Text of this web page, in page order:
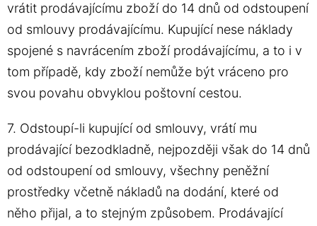
vrátit prodávajícímu zboží do 14 dnů od odstoupení
od smlouvy prodávajícímu. Kupující nese náklady
spojené s navrácením zboží prodávajícímu, a to i v
tom případě, kdy zboží nemůže být vráceno pro
svou povahu obvyklou poštovní cestou.
7. Odstoupí-li kupující od smlouvy, vrátí mu
prodávající bezodkladně, nejpozději však do 14 dnů
od odstoupení od smlouvy, všechny peněžní
prostředky včetně nákladů na dodání, které od
něho přijal, a to stejným způsobem. Prodávající